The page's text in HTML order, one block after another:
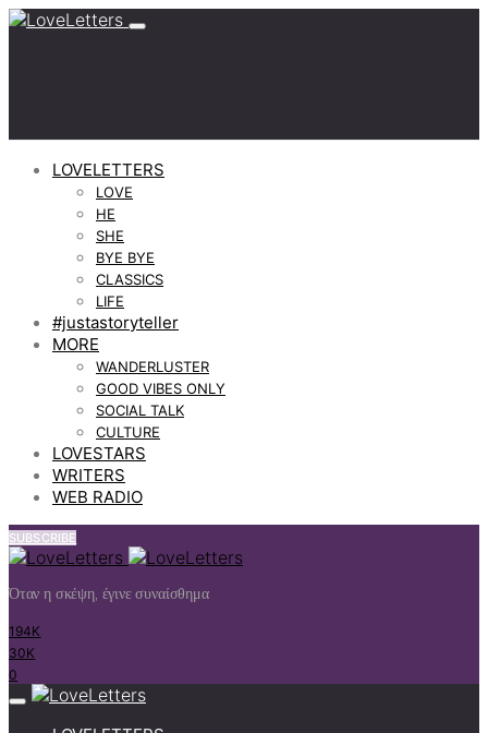
LOVELETTERS
LOVE
HE
SHE
BYE BYE
CLASSICS
LIFE
#justastoryteller
MORE
WANDERLUSTER
GOOD VIBES ONLY
SOCIAL TALK
CULTURE
LOVESTARS
WRITERS
WEB RADIO
SUBSCRIBE
Όταν η σκέψη, έγινε συναίσθημα
194K
30K
0